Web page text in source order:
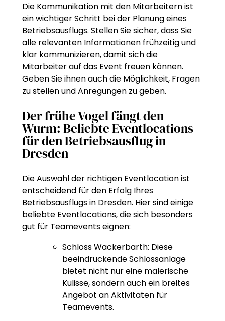
Die Kommunikation mit den Mitarbeitern ist
ein wichtiger Schritt bei der Planung eines
Betriebsausflugs. Stellen Sie sicher, dass Sie
alle relevanten Informationen frühzeitig und
klar kommunizieren, damit sich die
Mitarbeiter auf das Event freuen können.
Geben Sie ihnen auch die Möglichkeit, Fragen
zu stellen und Anregungen zu geben.
Der frühe Vogel fängt den
Wurm: Beliebte Eventlocations
für den Betriebsausflug in
Dresden
Die Auswahl der richtigen Eventlocation ist
entscheidend für den Erfolg Ihres
Betriebsausflugs in Dresden. Hier sind einige
beliebte Eventlocations, die sich besonders
gut für Teamevents eignen:
Schloss Wackerbarth: Diese
beeindruckende Schlossanlage
bietet nicht nur eine malerische
Kulisse, sondern auch ein breites
Angebot an Aktivitäten für
Teamevents.